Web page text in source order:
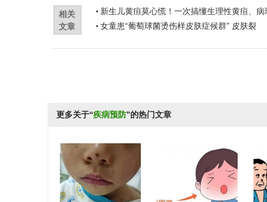
相关
文章
新生儿黄疸莫心慌！一次搞懂生理性黄疸、病
女童患“葡萄球菌烫伤样皮肤症候群” 皮肤裂
更多关于“疾病预防”的热门文章